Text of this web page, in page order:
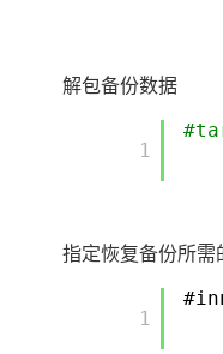
解包备份数据
        1
指定恢复备份所需
        1